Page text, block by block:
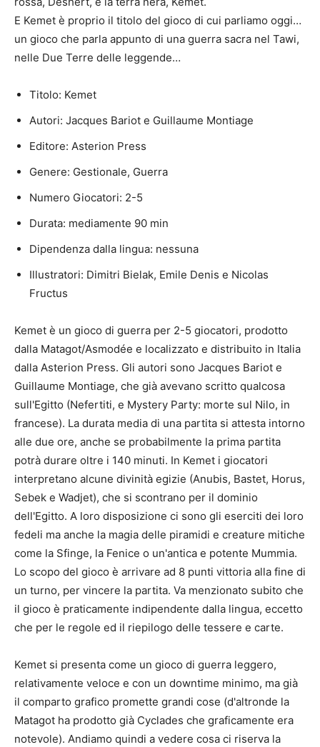
E Kemet è proprio il titolo del gioco di cui parliamo oggi…
un gioco che parla appunto di una guerra sacra nel Tawi,
nelle Due Terre delle leggende…
Titolo: Kemet
Autori: Jacques Bariot e Guillaume Montiage
Editore: Asterion Press
Genere: Gestionale, Guerra
Numero Giocatori: 2-5
Durata: mediamente 90 min
Dipendenza dalla lingua: nessuna
Illustratori: Dimitri Bielak, Emile Denis e Nicolas
Fructus
Kemet è un gioco di guerra per 2-5 giocatori, prodotto
dalla Matagot/Asmodée e localizzato e distribuito in Italia
dalla Asterion Press. Gli autori sono Jacques Bariot e
Guillaume Montiage, che già avevano scritto qualcosa
sull'Egitto (Nefertiti, e Mystery Party: morte sul Nilo, in
francese). La durata media di una partita si attesta intorno
alle due ore, anche se probabilmente la prima partita
potrà durare oltre i 140 minuti. In Kemet i giocatori
interpretano alcune divinità egizie (Anubis, Bastet, Horus,
Sebek e Wadjet), che si scontrano per il dominio
dell'Egitto. A loro disposizione ci sono gli eserciti dei loro
fedeli ma anche la magia delle piramidi e creature mitiche
come la Sfinge, la Fenice o un'antica e potente Mummia.
Lo scopo del gioco è arrivare ad 8 punti vittoria alla fine di
un turno, per vincere la partita. Va menzionato subito che
il gioco è praticamente indipendente dalla lingua, eccetto
che per le regole ed il riepilogo delle tessere e carte.
Kemet si presenta come un gioco di guerra leggero,
relativamente veloce e con un downtime minimo, ma già
il comparto grafico promette grandi cose (d'altronde la
Matagot ha prodotto già Cyclades che graficamente era
notevole). Andiamo quindi a vedere cosa ci riserva la